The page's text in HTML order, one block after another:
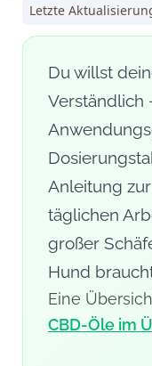
Letzte
Du willst
Verständlich
Anleitung
täglichen
großer
Hund
Eine
CBD-Öle im